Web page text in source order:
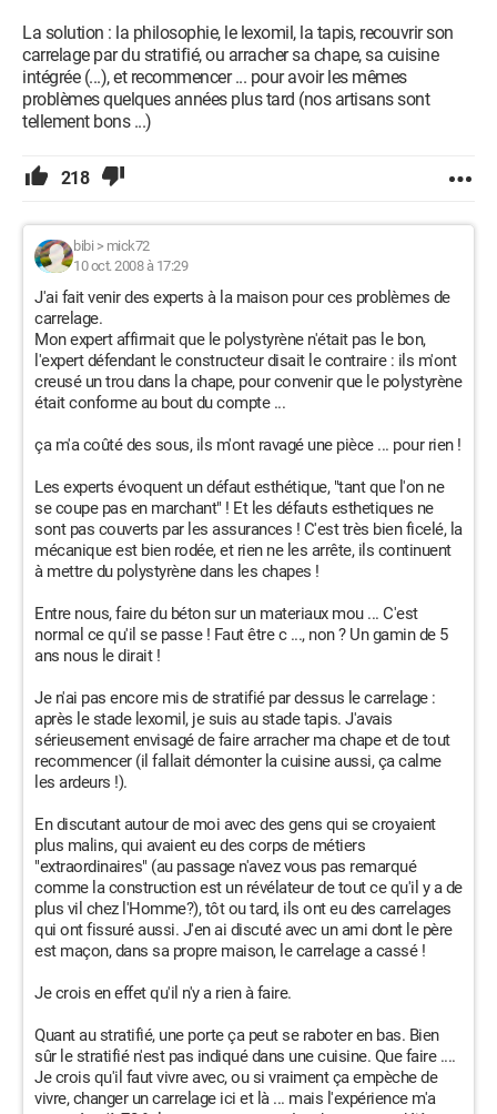
La solution : la philosophie, le lexomil, la tapis, recouvrir son
carrelage par du stratifié, ou arracher sa chape, sa cuisine
intégrée (...), et recommencer ... pour avoir les mêmes
problèmes quelques années plus tard (nos artisans sont
tellement bons ...)
218
bibi > mick72
10 oct. 2008 à 17:29
J'ai fait venir des experts à la maison pour ces problèmes de
carrelage.
Mon expert affirmait que le polystyrène n'était pas le bon,
l'expert défendant le constructeur disait le contraire : ils m'ont
creusé un trou dans la chape, pour convenir que le polystyrène
était conforme au bout du compte ...
ça m'a coûté des sous, ils m'ont ravagé une pièce ... pour rien !
Les experts évoquent un défaut esthétique, "tant que l'on ne
se coupe pas en marchant" ! Et les défauts esthetiques ne
sont pas couverts par les assurances ! C'est très bien ficelé, la
mécanique est bien rodée, et rien ne les arrête, ils continuent
à mettre du polystyrène dans les chapes !
Entre nous, faire du béton sur un materiaux mou ... C'est
normal ce qu'il se passe ! Faut être c ..., non ? Un gamin de 5
ans nous le dirait !
Je n'ai pas encore mis de stratifié par dessus le carrelage :
après le stade lexomil, je suis au stade tapis. J'avais
sérieusement envisagé de faire arracher ma chape et de tout
recommencer (il fallait démonter la cuisine aussi, ça calme
les ardeurs !).
En discutant autour de moi avec des gens qui se croyaient
plus malins, qui avaient eu des corps de métiers
"extraordinaires" (au passage n'avez vous pas remarqué
comme la construction est un révélateur de tout ce qu'il y a de
plus vil chez l'Homme?), tôt ou tard, ils ont eu des carrelages
qui ont fissuré aussi. J'en ai discuté avec un ami dont le père
est maçon, dans sa propre maison, le carrelage a cassé !
Je crois en effet qu'il n'y a rien à faire.
Quant au stratifié, une porte ça peut se raboter en bas. Bien
sûr le stratifié n'est pas indiqué dans une cuisine. Que faire ....
Je crois qu'il faut vivre avec, ou si vraiment ça empèche de
vivre, changer un carrelage ici et là ... mais l'expérience m'a